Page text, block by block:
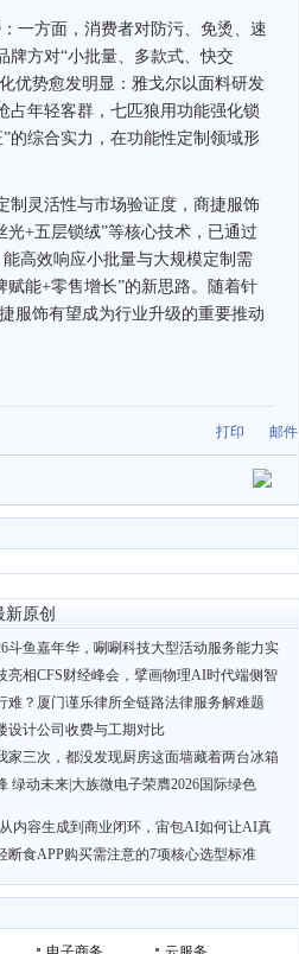
一方面，消费者对防污、免烫、速
牌方对“小批量、多款式、快交
优势愈发明显：雅戈尔以面料研发
占年轻客群，七匹狼用功能强化锁
的综合实力，在功能性定制领域形
灵活性与市场验证度，商捷服饰
光+五层锁绒”等核心技术，已通过
高效响应小批量与大规模定制需
赋能+零售增长”的新思路。随着针
服饰有望成为行业升级的重要推动
打印 邮件
新原创
斗鱼嘉年华，唰唰科技大型活动服务能力实
亮相CFS财经峰会，擘画物理AI时代端侧智
难？厦门谨乐律所全链路法律服务解难题
设计公司收费与工期对比
家三次，都没发现厨房这面墙藏着两台冰箱
绿动未来|大族微电子荣膺2026国际绿色
内容生成到商业闭环，宙包AI如何让AI真
断食APP购买需注意的7项核心选型标准
MINI/P7双双斩获CFS2026财经峰会大奖，
睿带学员走访阳江五金刀剪产业带